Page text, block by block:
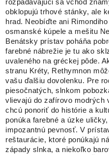
rozpadávajúci sa vchod
obklopujú trhové stánky, ale
hrad. Neobíďte ani
osmanské kúpele a mešitu
Benátsky prístav poháňa
farebné nábrežie je tu ako
uvaleného na gréckej pôde.
stranu Kréty, Rethymnon
vašu ďalšiu dovolenku. Pre
piesočnatých, slnkom
vlievajú do zafírovo modrých
chcú ponoriť do histórie a
ponúka farebné a úzke
impozantnú pevnosť. V
reštaurácie, ktoré ponúkajú
západy slnka, a niekoľko